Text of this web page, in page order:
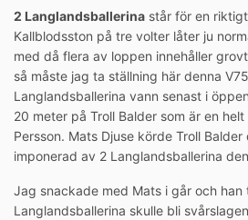
2 Langlandsballerina står för en
Kallblodsston på tre volter låter ju
med då flera av loppen innehåller
så måste jag ta ställning här denna
Langlandsballerina vann senast i
20 meter på Troll Balder som är en
Persson. Mats Djuse körde Troll
imponerad av 2 Langlandsballerina
Jag snackade med Mats i går och
Langlandsballerina skulle bli